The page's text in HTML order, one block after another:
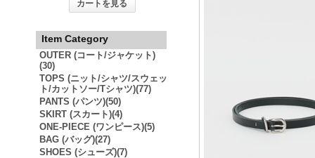
カートを見る
Item Category
OUTER (コート/ジャケット)
(30)
TOPS (ニット/シャツ/スウェッ
ト/カットソー/Tシャツ)(77)
PANTS (パンツ)(50)
SKIRT (スカート)(4)
ONE-PIECE (ワンピース)(5)
BAG (バッグ)(27)
SHOES (シューズ)(7)